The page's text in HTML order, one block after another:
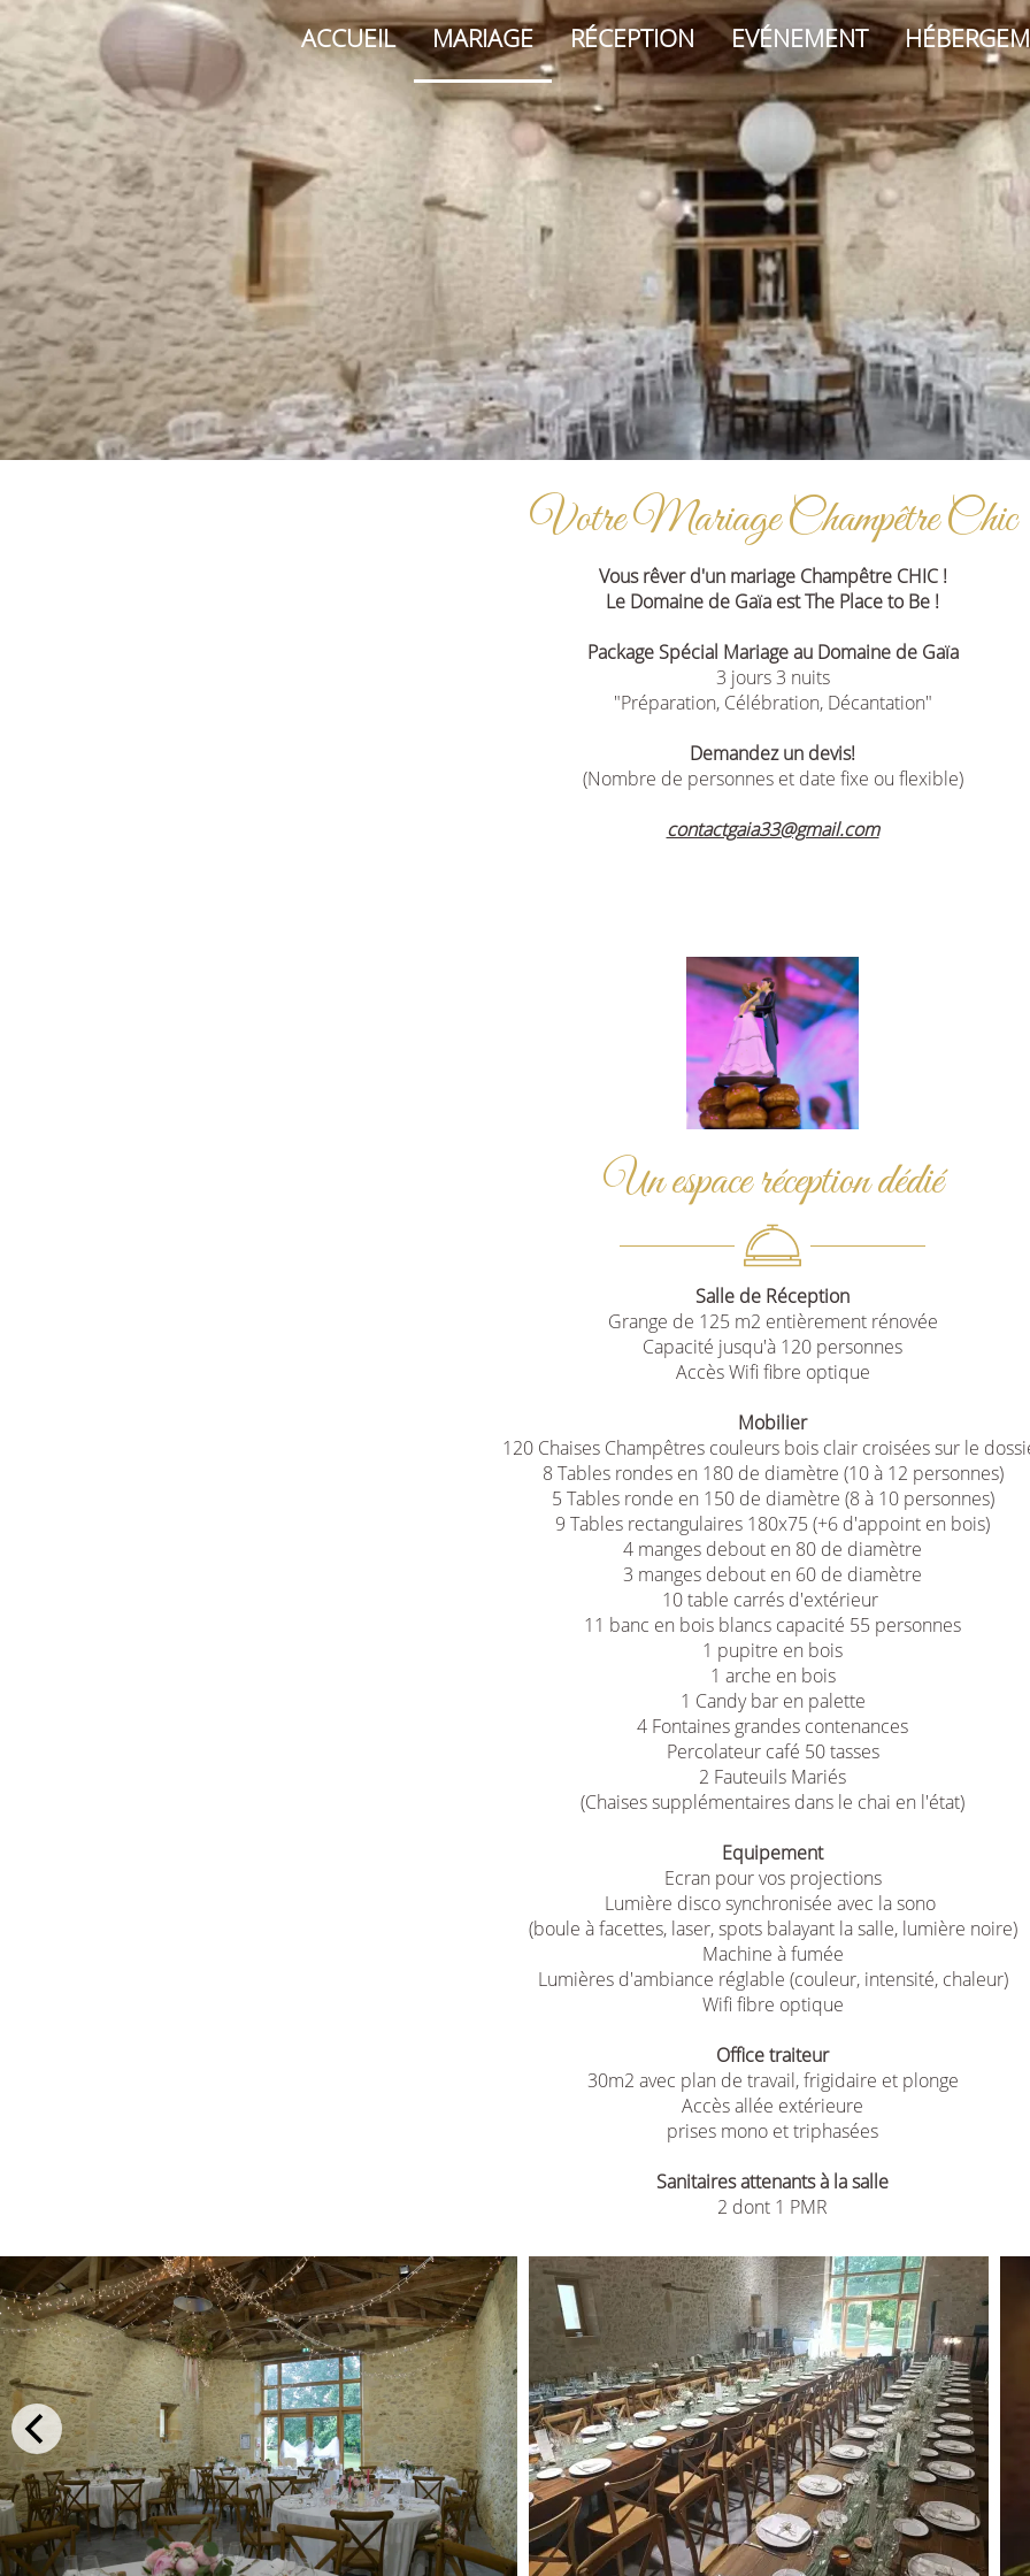
ACCUEIL MARIAGE RÉCEPTION EVÉNEMENT
Votre Mariage Champêtre Chic
Vous rêver d'un mariage Champêtre CHIC !
Le Domaine de Gaïa est The Place to Be !
Package Spécial Mariage au Domaine de Gaïa
3 jours 3 nuits
"Préparation, Célébration, Décantation"
Demandez un devis!
(Nombre de personnes et date fixe ou flexible)
contactgaia33@gmail.com
Un espace réception dédié
Salle de Réception
Grange de 125 m2 entièrement rénovée
Capacité jusqu'à 120 personnes
Accès Wifi fibre optique
Mobilier
120 Chaises Champêtres couleurs bois clair croisées sur le
8 Tables rondes en 180 de diamètre (10 à 12 personnes)
5 Tables ronde en 150 de diamètre (8 à 10 personnes)
9 Tables rectangulaires 180x75 (+6 d'appoint en bois)
4 manges debout en 80 de diamètre
3 manges debout en 60 de diamètre
10 table carrés d'extérieur
11 banc en bois blancs capacité 55 personnes
1 pupitre en bois
1 arche en bois
1 Candy bar en palette
4 Fontaines grandes contenances
Percolateur café 50 tasses
2 Fauteuils Mariés
(Chaises supplémentaires dans le chai en l'état)
Equipement
Ecran pour vos projections
Lumière disco synchronisée avec la sono
(boule à facettes, laser, spots balayant la salle, lumière noire)
Machine à fumée
Lumières d'ambiance réglable (couleur, intensité, chaleur)
Wifi fibre optique
Office traiteur
30m2 avec plan de travail, frigidaire et plonge
Accès allée extérieure
prises mono et triphasées
Sanitaires attenants à la salle
2 dont 1 PMR